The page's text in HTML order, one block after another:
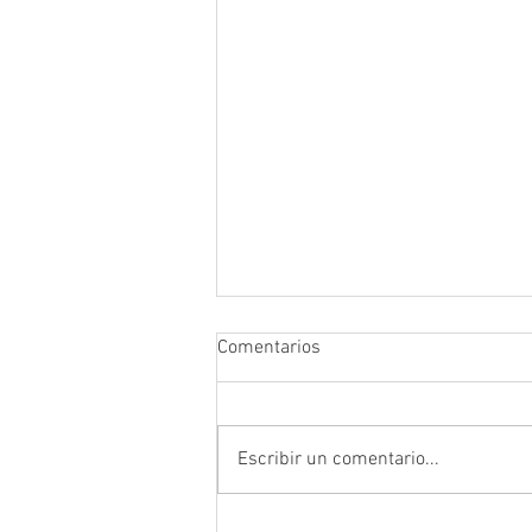
Comentarios
Escribir un comentario...